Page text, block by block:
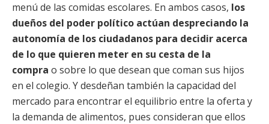
menú de las comidas escolares. En ambos casos, los
dueños del poder político actúan despreciando la
autonomía de los ciudadanos para decidir acerca
de lo que quieren meter en su cesta de la
compra o sobre lo que desean que coman sus hijos
en el colegio. Y desdeñan también la capacidad del
mercado para encontrar el equilibrio entre la oferta y
la demanda de alimentos, pues consideran que ellos